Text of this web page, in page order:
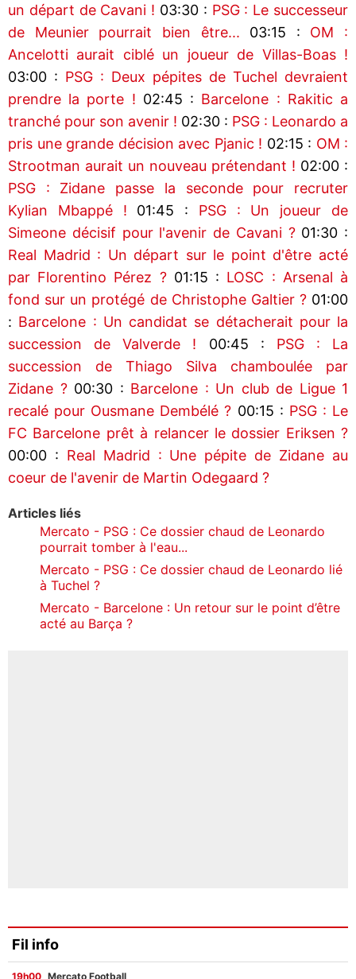
un départ de Cavani ! 03:30 : PSG : Le successeur
de Meunier pourrait bien être... 03:15 : OM :
Ancelotti aurait ciblé un joueur de Villas-Boas !
03:00 : PSG : Deux pépites de Tuchel devraient
prendre la porte ! 02:45 : Barcelone : Rakitic a
tranché pour son avenir ! 02:30 : PSG : Leonardo a
pris une grande décision avec Pjanic ! 02:15 : OM :
Strootman aurait un nouveau prétendant ! 02:00 :
PSG : Zidane passe la seconde pour recruter
Kylian Mbappé ! 01:45 : PSG : Un joueur de
Simeone décisif pour l'avenir de Cavani ?01:30 :
Real Madrid : Un départ sur le point d'être acté
par Florentino Pérez ?01:15 : LOSC : Arsenal à
fond sur un protégé de Christophe Galtier ?01:00
: Barcelone : Un candidat se détacherait pour la
succession de Valverde ! 00:45 : PSG : La
succession de Thiago Silva chamboulée par
Zidane ?00:30 : Barcelone : Un club de Ligue 1
recalé pour Ousmane Dembélé ? 00:15 : PSG : Le
FC Barcelone prêt à relancer le dossier Eriksen ?
00:00 : Real Madrid : Une pépite de Zidane au
coeur de l'avenir de Martin Odegaard ?
Articles liés
Mercato - PSG : Ce dossier chaud de Leonardo
pourrait tomber à l'eau...
Mercato - PSG : Ce dossier chaud de Leonardo lié
à Tuchel ?
Mercato - Barcelone : Un retour sur le point d’être
acté au Barça ?
Fil info
19h00 Mercato Football